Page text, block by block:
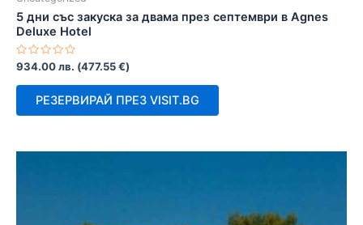
5 дни със закуска за двама през септември в Agnes
Deluxe Hotel
Оценено
с
0
934.00лв. (477.55€)
РЕЗЕРВИРАЙ ПРЕЗ VISIT.BG